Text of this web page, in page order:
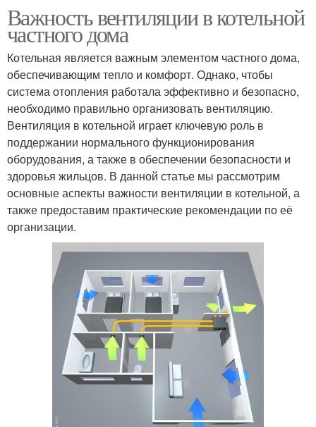
Важность вентиляции в котельной
частного дома
Котельная является важным элементом частного дома,
обеспечивающим тепло и комфорт. Однако, чтобы
система отопления работала эффективно и безопасно,
необходимо правильно организовать вентиляцию.
Вентиляция в котельной играет ключевую роль в
поддержании нормального функционирования
оборудования, а также в обеспечении безопасности и
здоровья жильцов. В данной статье мы рассмотрим
основные аспекты важности вентиляции в котельной, а
также предоставим практические рекомендации по её
организации.